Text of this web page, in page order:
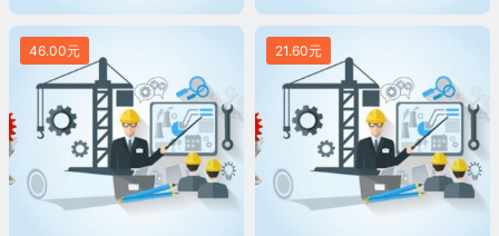
46.00元 21.60元